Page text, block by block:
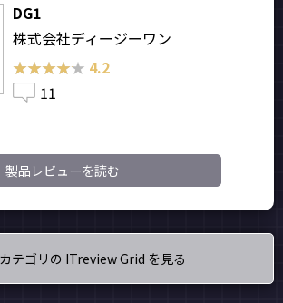
DG1
株式会社ディージーワン
★★★★★
★★★★★ 4.2
11
製品レビューを読む
テゴリの ITreview Grid を見る